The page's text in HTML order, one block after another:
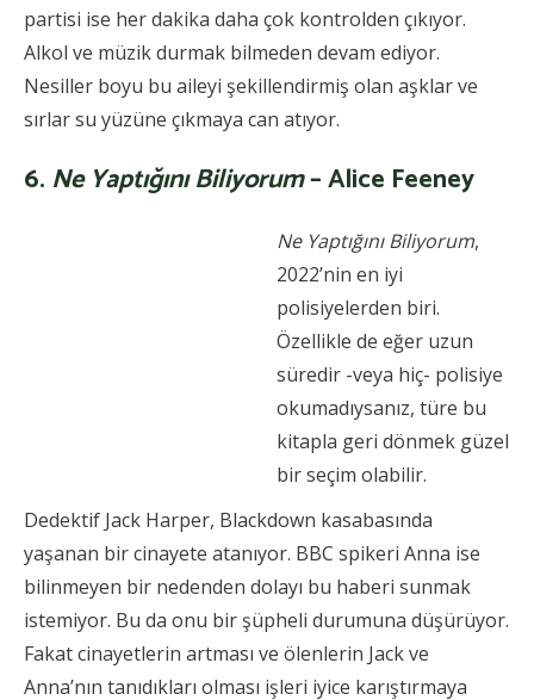
partisi ise her dakika daha çok kontrolden çıkıyor.
Alkol ve müzik durmak bilmeden devam ediyor.
Nesiller boyu bu aileyi şekillendirmiş olan aşklar ve
sırlar su yüzüne çıkmaya can atıyor.
6. Ne Yaptığını Biliyorum– Alice Feeney
Ne Yaptığını Biliyorum,
2022’nin en iyi
polisiyelerden biri.
Özellikle de eğer uzun
süredir -veya hiç- polisiye
okumadıysanız, türe bu
kitapla geri dönmek güzel
bir seçim olabilir.
Dedektif Jack Harper, Blackdown kasabasında
yaşanan bir cinayete atanıyor. BBC spikeri Anna ise
bilinmeyen bir nedenden dolayı bu haberi sunmak
istemiyor. Bu da onu bir şüpheli durumuna düşürüyor.
Fakat cinayetlerin artması ve ölenlerin Jack ve
Anna’nın tanıdıkları olması işleri iyice karıştırmaya